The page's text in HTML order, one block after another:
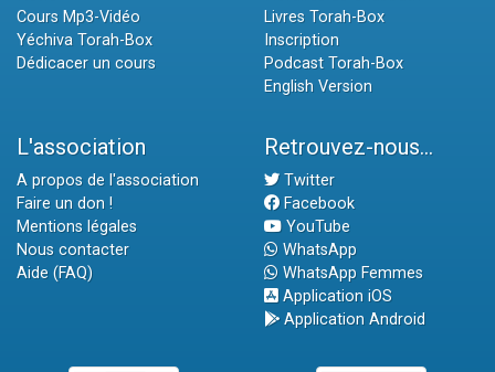
Cours Mp3-Vidéo
Yéchiva Torah-Box
Dédicacer un cours
Livres Torah-Box
Inscription
Podcast Torah-Box
English Version
L'association
A propos de l'association
Faire un don !
Mentions légales
Nous contacter
Aide (FAQ)
Retrouvez-nous...
Twitter
Facebook
YouTube
WhatsApp
WhatsApp Femmes
Application iOS
Application Android